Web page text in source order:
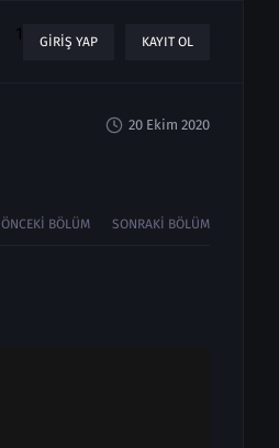
1 GIRIŞ YAP KAYIT OL
20 Ekim 2020
ÖNCEKI BÖLÜM SONRAKI BÖLÜM